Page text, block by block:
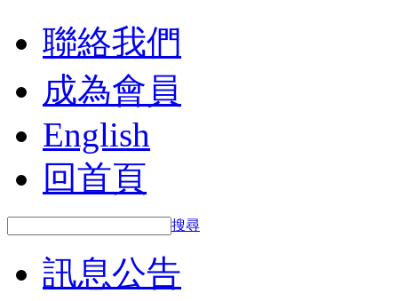
聯絡我們
成為會員
English
回首頁
搜尋
訊息公告